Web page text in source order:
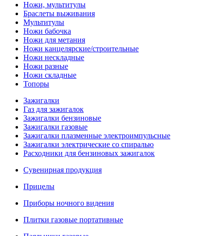
Ножи, мультитулы
Браслеты выживания
Мультитулы
Ножи бабочка
Ножи для метания
Ножи канцелярские/строительные
Ножи нескладные
Ножи разные
Ножи складные
Топоры
Зажигалки
Газ для зажигалок
Зажигалки бензиновые
Зажигалки газовые
Зажигалки плазменные электроимпульсные
Зажигалки электрические со спиралью
Расходники для бензиновых зажигалок
Сувенирная продукция
Прицелы
Приборы ночного видения
Плитки газовые портативные